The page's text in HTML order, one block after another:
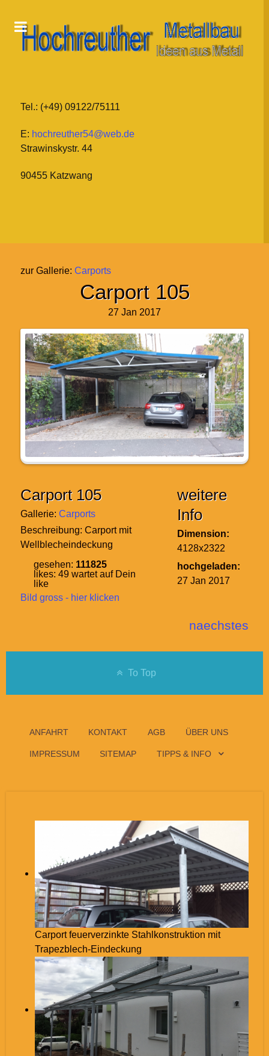
Tel.: (+49) 09122/75111
E: hochreuther54@web.de
Strawinskystr. 44
90455 Katzwang
zur Gallerie: Carports
Carport 105
27 Jan 2017
Carport 105
Gallerie: Carports
Beschreibung: Carport mit
Wellblecheindeckung
gesehen: 111825
likes: 49 wartet auf Dein
like
Bild gross - hier klicken
weitere
Info
Dimension:
4128x2322
hochgeladen:
27 Jan 2017
naechstes
To Top
ANFAHRT KONTAKT AGB ÜBER UNS
IMPRESSUM SITEMAP TIPPS & INFO
Carport feuerverzinkte Stahlkonstruktion mit
Trapezblech-Eindeckung